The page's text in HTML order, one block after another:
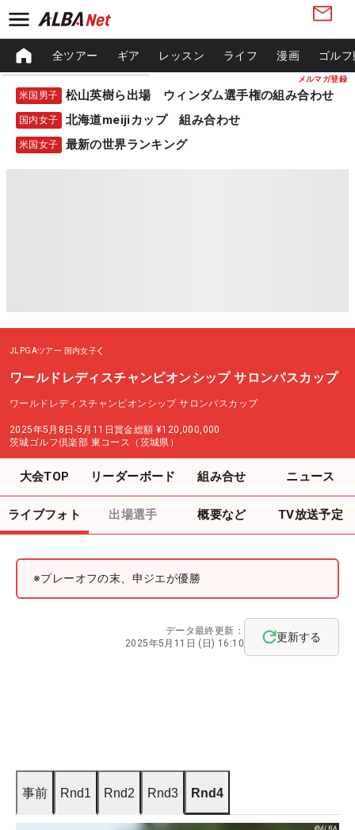
メルマガ登録
全ツアー ギア レッスン ライフ 漫画 ゴル
米国男子 松山英樹ら出場 ウィンダム選手権の組み合わせ
国内女子 北海道meijiカップ 組み合わせ
米国女子 最新の世界ランキング
JLPGAツアー 国内女子
ワールドレディスチャンピオンシップ サロンパスカップ
ワールドレディスチャンピオンシップ サロンパスカップ
2025年5月8日-5月11日賞金総額 ¥120,000,000
茨城ゴルフ倶楽部 東コース（茨城県）
大会TOP リーダーボード 組み合せ ニュース
ライブフォト 出場選手 概要など TV放送予定
※プレーオフの末、申ジエが優勝
データ最終更新：
2025年5月11日 (日) 16:10
更新する
事前 Rnd1 Rnd2 Rnd3 Rnd4